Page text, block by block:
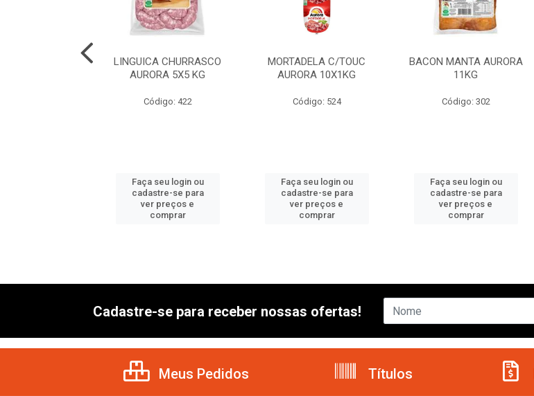
LINGUICA CHURRASCO
AURORA 5X5 KG
Código: 422
Faça seu login ou
cadastre-se para
ver preços e
comprar
MORTADELA C/TOUC
AURORA 10X1KG
Código: 524
Faça seu login ou
cadastre-se para
ver preços e
comprar
BACON MANTA AURORA
11KG
Código: 302
Faça seu login ou
cadastre-se para
ver preços e
comprar
Cadastre-se para receber nossas ofertas!
Meus Pedidos Títulos